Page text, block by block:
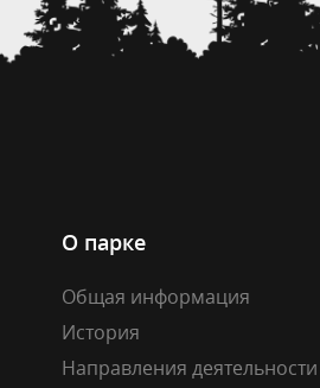
О парке
Общая информация
История
Направления деятельности